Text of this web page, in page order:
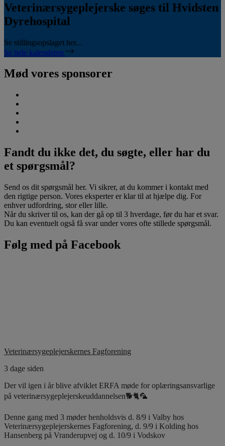
Veterinærsygeplejerske søges til Hvidsten
Dyrehospital
Se stillingsopslaget her...
Se hele kalenderen
Mød vores sponsorer
Fandt du ikke det, du søgte, eller har du
et spørgsmål?
Send os dit spørgsmål her. Vi sikrer, at du kommer i kontakt med
den rigtige person. Vores eksperter er klar til at hjælpe dig. For
enhver udfordring, stor eller lille.
Når du skriver til os, kan der gå op til 3 hverdage, før du har et svar.
Du kan eventuelt også få svar under vores ofte stillede spørgsmål.
Følg med på Facebook
Veterinærsygeplejerskernes Fagforening
3 dage siden
Der vil igen i år blive afviklet ERFA møde for oplæringsansvarlige
på veterinærsygeplejerskeuddannelsen🐕🐈🦜
Denne gang med 3 møder henholdsvis d. 8/9 i Valby hos
Veterinærsygeplejerskernes Fagforening, d. 9/9 i Kolding hos
Hansenberg på Vranderupvej og d. 10/9 i Vodskov